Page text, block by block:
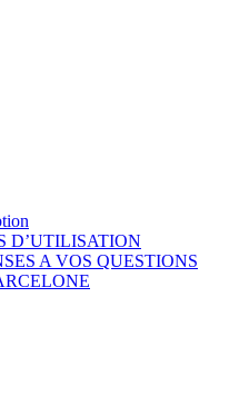
D’UTILISATION
A VOS QUESTIONS